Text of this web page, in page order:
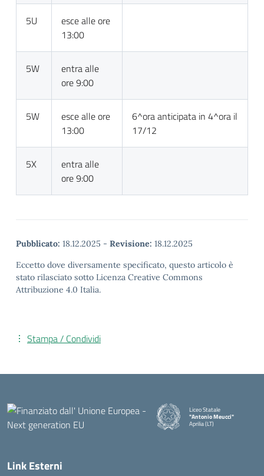
5U
esce alle ore
13:00
5W
entra alle
ore 9:00
5W
esce alle ore
13:00
6^ora anticipata in 4^ora il
17/12
5X
entra alle
ore 9:00
Pubblicato: 18.12.2025 - Revisione: 18.12.2025
Eccetto dove diversamente specificato, questo articolo è
stato rilasciato sotto Licenza Creative Commons
Attribuzione 4.0 Italia.
Stampa / Condividi
Liceo Statale
"Antonio Meucci"
Aprilia (LT)
Link Esterni